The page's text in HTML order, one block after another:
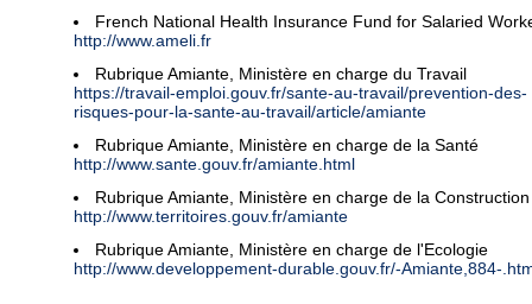
French National Health Insurance Fund for Salaried
http://www.ameli.fr
Rubrique Amiante, Ministère en charge du Travail
https://travail-emploi.gouv.fr/sante-au-travail/prevention-des-
risques-pour-la-sante-au-travail/article/amiante
Rubrique Amiante, Ministère en charge de la Santé
http://www.sante.gouv.fr/amiante.html
Rubrique Amiante, Ministère en charge de la Construction
http://www.territoires.gouv.fr/amiante
Rubrique Amiante, Ministère en charge de l'Ecologie
http://www.developpement-durable.gouv.fr/-Amiante,884-